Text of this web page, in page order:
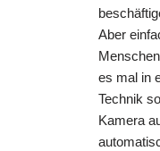
Aber
es mal in
Technik
Kamera